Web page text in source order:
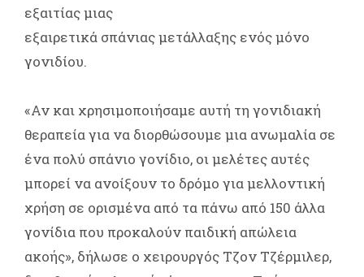
εξαιτίας μιας
εξαιρετικά σπάνιας μετάλλαξης ενός μόνο
γονιδίου.
«Αν και χρησιμοποιήσαμε αυτή τη γονιδιακή
θεραπεία για να διορθώσουμε μια ανωμαλία σε
ένα πολύ σπάνιο γονίδιο, οι μελέτες αυτές
μπορεί να ανοίξουν το δρόμο για μελλοντική
χρήση σε ορισμένα από τα πάνω από 150 άλλα
γονίδια που προκαλούν παιδική απώλεια
ακοής», δήλωσε ο χειρουργός Τζον Τζέρμιλερ,